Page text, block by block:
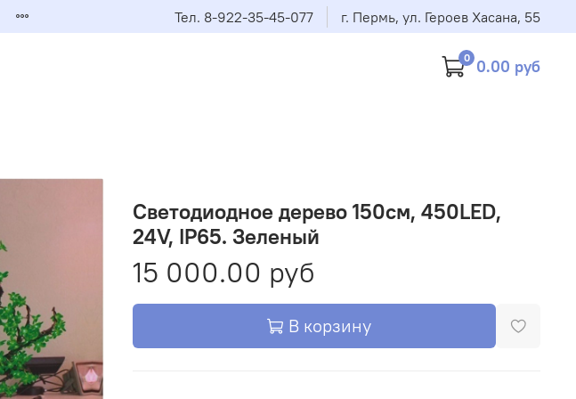
Тел. 8-922-35-45-077 г. Пермь, ул. Героев Хасана, 55
0 0.00 руб
Светодиодное дерево 150см, 450LED,
24V, IP65. Зеленый
15 000.00 руб
В корзину